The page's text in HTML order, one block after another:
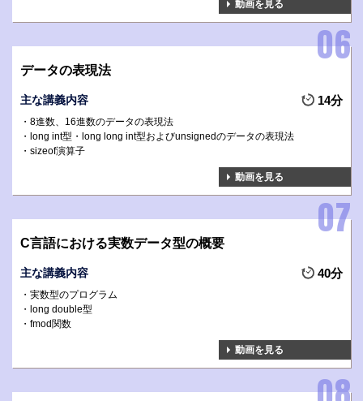
動画を見る
データの表現法
主な講義内容 14分
8進数、16進数のデータの表現法
long int型・long long int型およびunsignedのデータの表現法
sizeof演算子
動画を見る
C言語における実数データ型の概要
主な講義内容 40分
実数型のプログラム
long double型
fmod関数
動画を見る